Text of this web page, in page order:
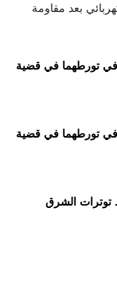
بعد مقاومة
في تورطهما في قضية
في تورطهما في قضية
توترات الشرق